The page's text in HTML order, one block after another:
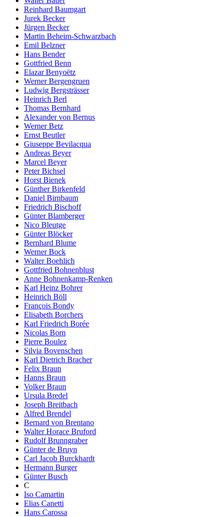
Reinhard Baumgart
Jurek Becker
Jürgen Becker
Martin Beheim-Schwarzbach
Emil Belzner
Hans Bender
Gottfried Benn
Elazar Benyoëtz
Werner Bergengruen
Ludwig Bergsträsser
Heinrich Berl
Thomas Bernhard
Alexander von Bernus
Werner Betz
Ernst Beutler
Giuseppe Bevilacqua
Andreas Beyer
Marcel Beyer
Peter Bichsel
Horst Bienek
Günther Birkenfeld
Daniel Birnbaum
Friedrich Bischoff
Günter Blamberger
Nico Bleutge
Günter Blöcker
Bernhard Blume
Werner Bock
Walter Boehlich
Gottfried Bohnenblust
Anne Bohnenkamp-Renken
Karl Heinz Bohrer
Heinrich Böll
François Bondy
Elisabeth Borchers
Karl Friedrich Borée
Nicolas Born
Pierre Boulez
Silvia Bovenschen
Karl Dietrich Bracher
Felix Braun
Hanns Braun
Volker Braun
Ursula Bredel
Joseph Breitbach
Alfred Brendel
Bernard von Brentano
Walter Horace Bruford
Rudolf Brunngraber
Günter de Bruyn
Carl Jacob Burckhardt
Hermann Burger
Günter Busch
C
Iso Camartin
Elias Canetti
Hans Carossa